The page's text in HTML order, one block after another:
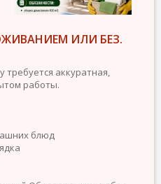
ИЛИ БЕЗ.
требуется аккуратная,
работы.
блюд